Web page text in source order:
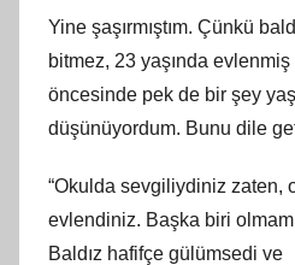
Yine şaşırmıştım. Çünkü
bitmez, 23 yaşında
öncesinde pek de bir şey
düşünüyordum. Bunu dile
“Okulda sevgiliydiniz zaten,
evlendiniz. Başka biri
Baldız hafifçe gülümsedi ve